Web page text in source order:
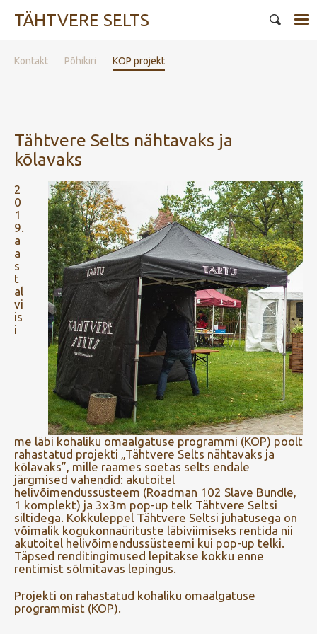
TÄHTVERE SELTS
Kontakt Põhikiri KOP projekt
Tähtvere Selts nähtavaks ja
kõlavaks
2
0
1
9.
a
a
s
t
al
vi
is
i
me läbi kohaliku omaalgatuse programmi (KOP) poolt
rahastatud projekti „Tähtvere Selts nähtavaks ja
kõlavaks”, mille raames soetas selts endale
järgmised vahendid: akutoitel
helivõimendussüsteem (Roadman 102 Slave Bundle,
1 komplekt) ja 3x3m pop-up telk Tähtvere Seltsi
siltidega. Kokkuleppel Tähtvere Seltsi juhatusega on
võimalik kogukonnaürituste läbiviimiseks rentida nii
akutoitel helivõimendussüsteemi kui pop-up telki.
Täpsed renditingimused lepitakse kokku enne
rentimist sõlmitavas lepingus.
Projekti on rahastatud kohaliku omaalgatuse
programmist (KOP).